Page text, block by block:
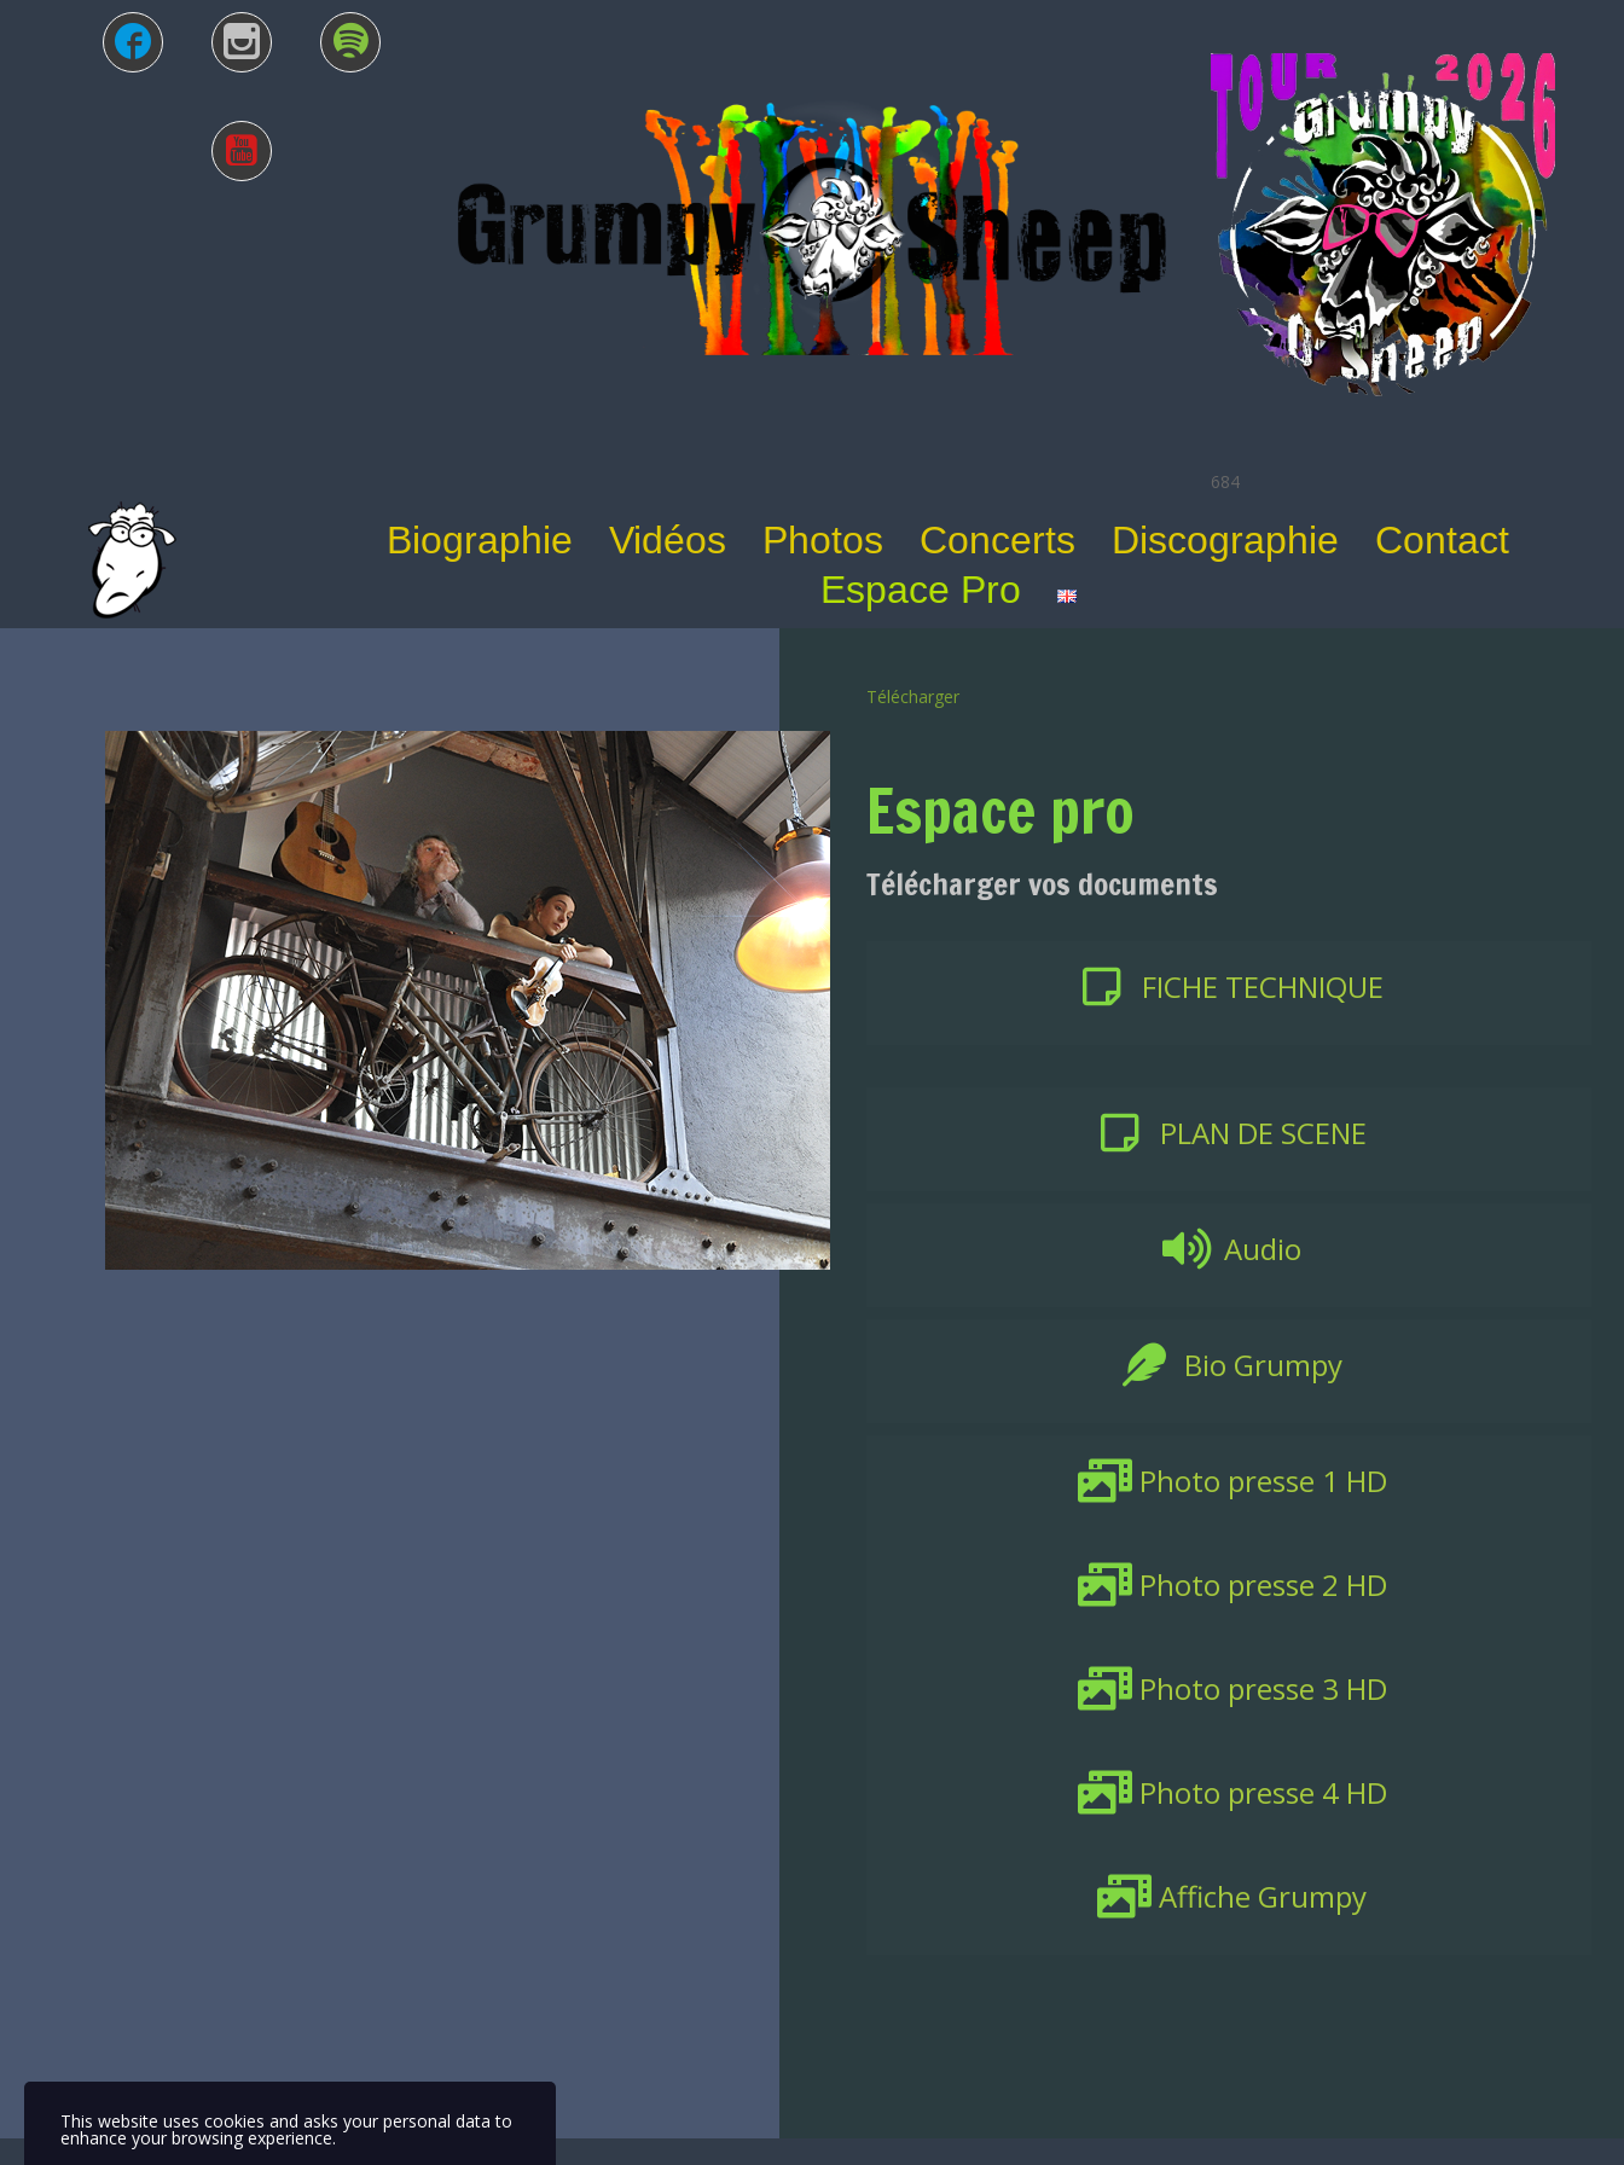
684
Biographie Vidéos Photos Concerts Discographie
Contact
Espace Pro
Télécharger
Espace pro
Télécharger vos documents
FICHE TECHNIQUE
PLAN DE SCENE
Audio
Bio Grumpy
Photo presse 1 HD
Photo presse 2 HD
Photo presse 3 HD
Photo presse 4 HD
Affiche Grumpy
This website uses cookies and asks your personal data to
enhance your browsing experience.